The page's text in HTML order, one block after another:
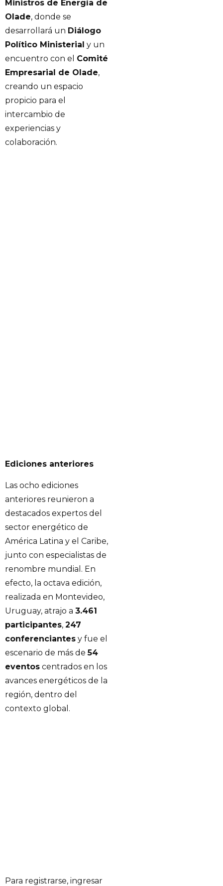
Ministros de Energía de
Olade, donde se
desarrollará un Diálogo
Político Ministerial y un
encuentro con el Comité
Empresarial de Olade,
creando un espacio
propicio para el
intercambio de
experiencias y
colaboración.
Ediciones anteriores
Las ocho ediciones
anteriores reunieron a
destacados expertos del
sector energético de
América Latina y el Caribe,
junto con especialistas de
renombre mundial. En
efecto, la octava edición,
realizada en Montevideo,
Uruguay, atrajo a 3.461
participantes, 247
conferenciantes y fue el
escenario de más de54
eventos centrados en los
avances energéticos de la
región, dentro del
contexto global.
Para registrarse, ingresar